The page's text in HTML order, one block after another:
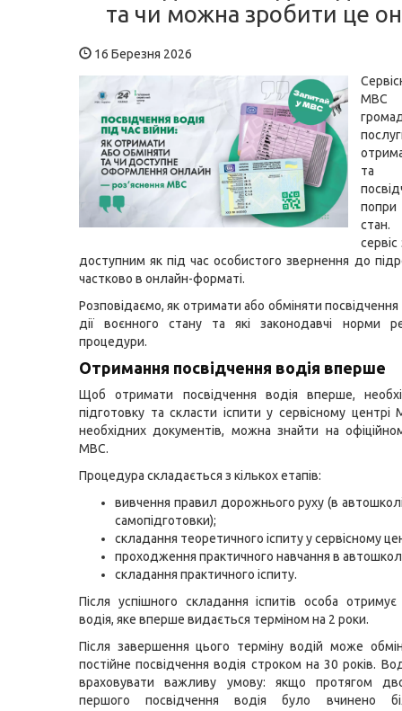
та чи можна зробити це
16 Березня 2026
МВС
та
попри
стан.
доступним як під час особистого звернення до
частково в онлайн-форматі.
Розповідаємо, як отримати або обміняти посвідчення
дії воєнного стану та які законодавчі норми
процедури.
Отримання посвідчення водія вперше
Щоб отримати посвідчення водія вперше,
підготовку та скласти іспити у сервісному центрі
необхідних документів, можна знайти на
МВС.
Процедура складається з кількох етапів:
вивчення правил дорожнього руху (в
самопідготовки);
складання теоретичного іспиту у сервісному
проходження практичного навчання в
складання практичного іспиту.
Після успішного складання іспитів особа отримує
водія, яке вперше видається терміном на 2 роки.
Після завершення цього терміну водій може
постійне посвідчення водія строком на 30 років.
враховувати важливу умову: якщо протягом
першого посвідчення водія було вчинено